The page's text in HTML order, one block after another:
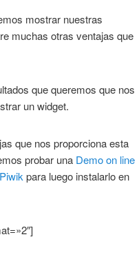
mostrar nuestras
muchas otras ventajas que
que queremos que nos
un widget.
que nos proporciona esta
probar una Demo on line
para luego instalarlo en